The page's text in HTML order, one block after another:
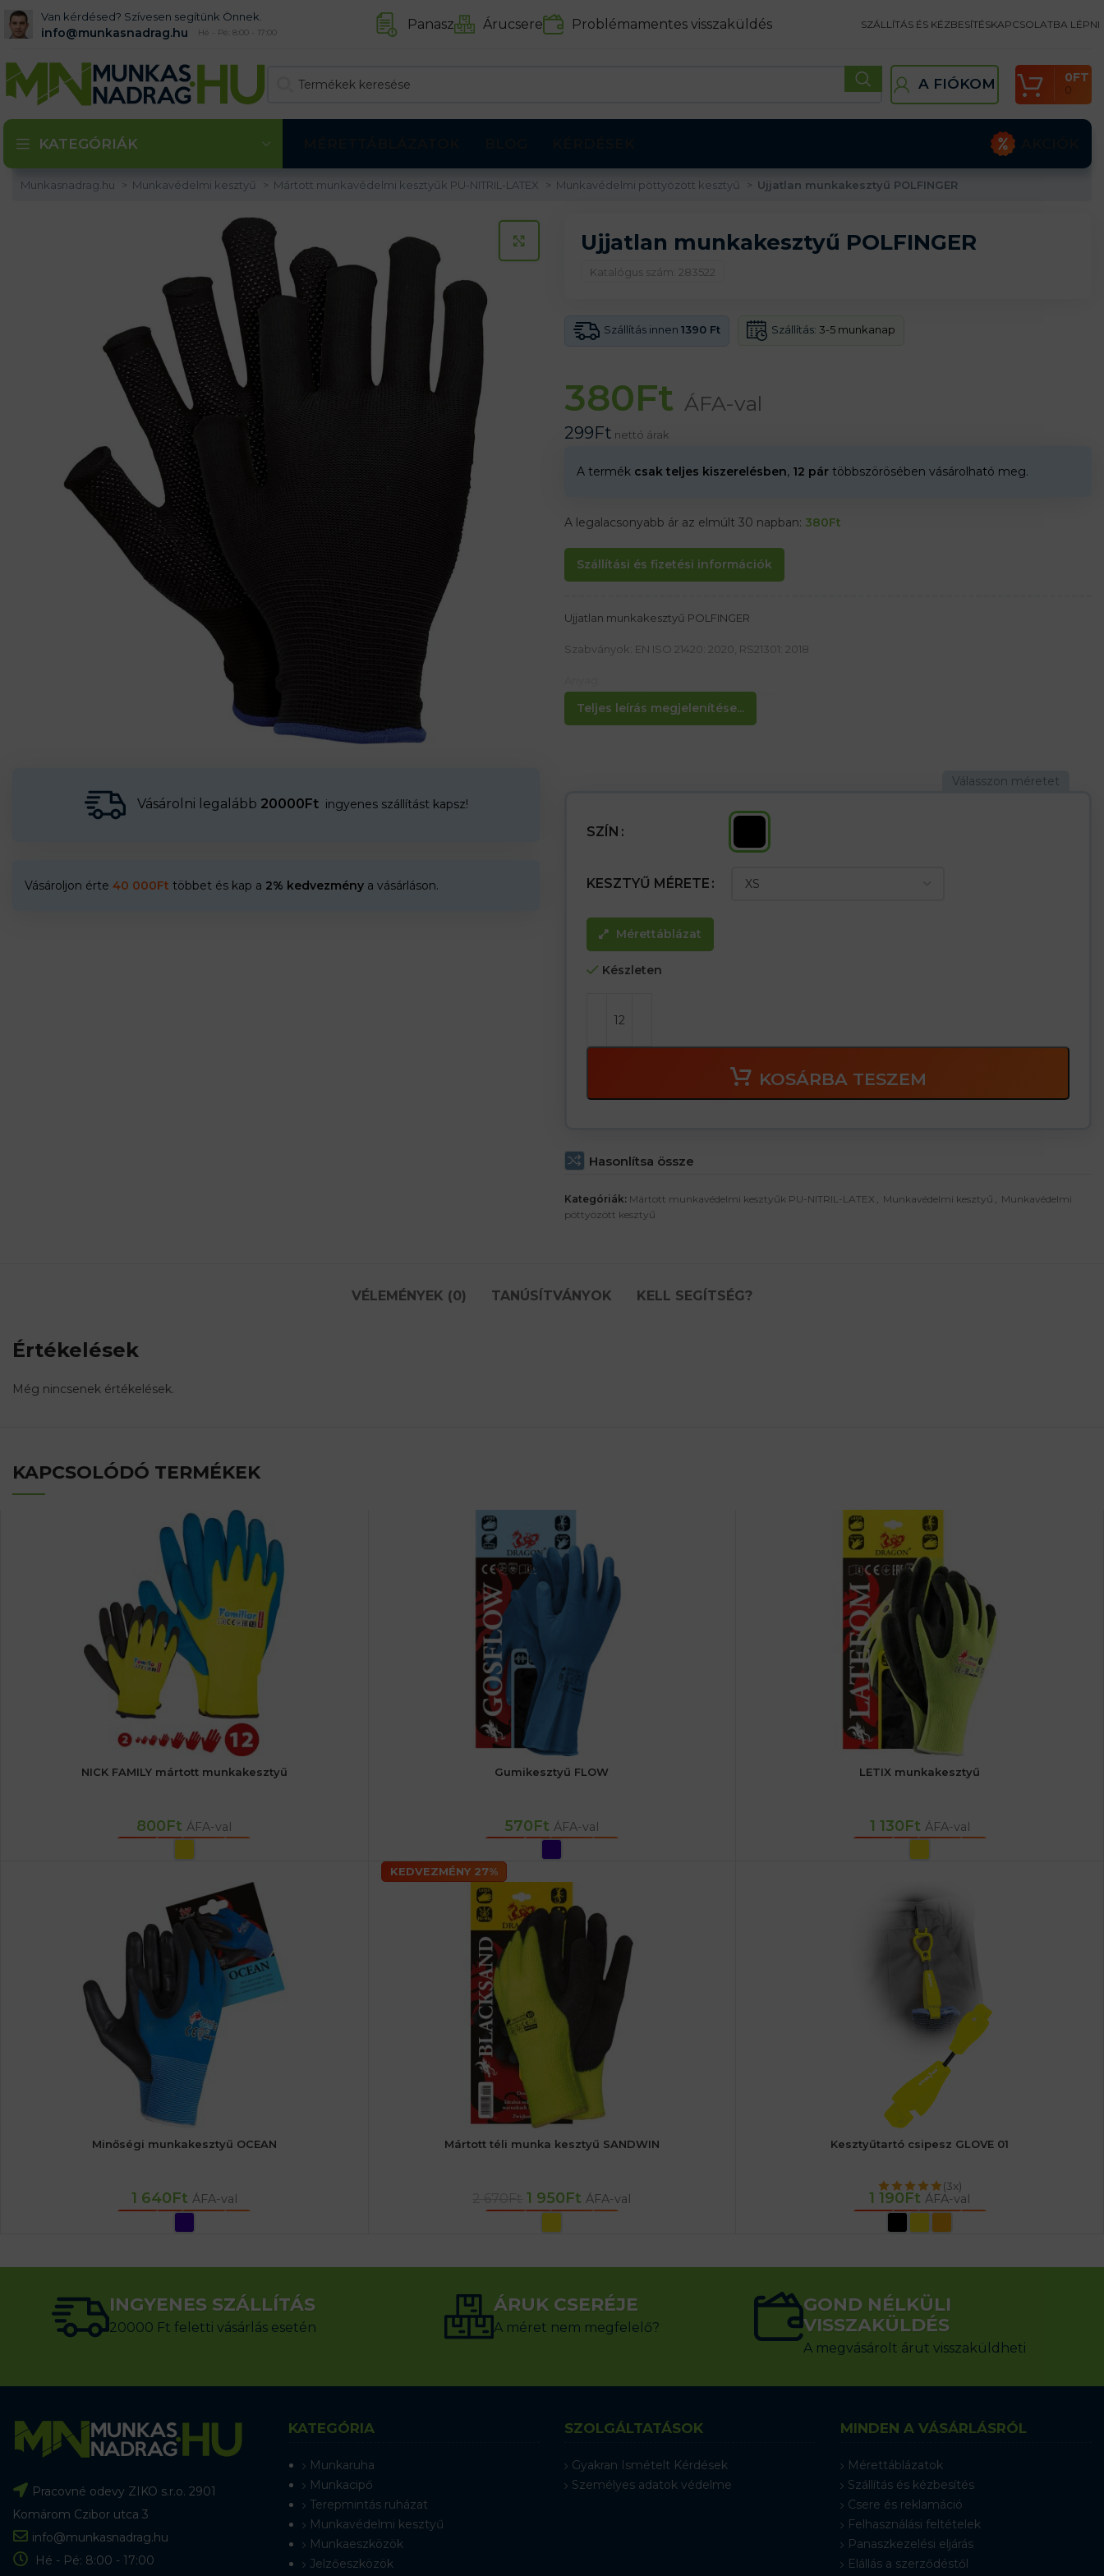
Van kérdésed? Szívesen segítünk Önnek.
info@munkasnadrag.hu Hé - Pé: 8:00 - 17:00 Panasz Árucsere Problémamentes visszaküldés SZÁLLÍTÁS ÉS KÉZBESÍTÉSKAPCSOLATBA LÉPNI
A FIÓKOM 0
0FT
KATEGÓRIÁK
Munkasnadrag.hu Munkavédelmi kesztyű Mártott munkavédelmi kesztyűk PU-NITRIL-LATEX Munkavédelmi pöttyözött kesztyű Ujjatlan munkakesztyű POLFINGER
KATTINTS A KINAGYÍTÁSHOZ
Vásárolni legalább 20000Ft ingyenes szállítást kapsz!
Vásároljon érte 40 000Ft többet és kap a 2% kedvezmény a vásárláson.
Ujjatlan munkakesztyű POLFINGER
Katalógus szám: 283522
Szállítás innen 1390 Ft Szállítás: 3-5 munkanap
380Ft ÁFA-val
299Ft nettó árak
A termék csak teljes kiszerelésben, 12 pár többszörösében vásárolható meg.
A legalacsonyabb ár az elmúlt 30 napban: 380Ft
Szállítási és fizetési információk
Teljes leírás megjelenítése...
Ujjatlan munkakesztyű POLFINGER
Szabványok: EN ISO 21420: 2020, RS21301: 2018
poliészterből készült PVC mikrocélokkal.
Jellemzők:
SZÍN
KESZTYŰ MÉRETE
Mérettáblázat
Készleten
KOSÁRBA TESZEM
Hasonlítsa össze
Kategóriák: Mártott munkavédelmi kesztyűk PU-NITRIL-LATEX , Munkavédelmi kesztyű , Munkavédelmi
pöttyözött kesztyű
VÉLEMÉNYEK (0) TANÚSÍTVÁNYOK KELL SEGÍTSÉG?
Értékelések
Még nincsenek értékelések.
KAPCSOLÓDÓ TERMÉKEK
NICK FAMILY mártott munkakesztyű
800Ft ÁFA-val
OPCIÓK VÁLASZTÁSA
Gumikesztyű FLOW
570Ft ÁFA-val
OPCIÓK VÁLASZTÁSA
LETIX munkakesztyű
1 130Ft ÁFA-val
OPCIÓK VÁLASZTÁSA
Minőségi munkakesztyű OCEAN
1 640Ft ÁFA-val
OPCIÓK VÁLASZTÁSA
KEDVEZMÉNY 27%
Mártott téli munka kesztyű SANDWIN
1 950Ft ÁFA-val
OPCIÓK VÁLASZTÁSA
Kesztyűtartó csipesz GLOVE 01
(3x)
1 190Ft ÁFA-val
OPCIÓK VÁLASZTÁSA
INGYENES SZÁLLÍTÁS
20000 Ft feletti vásárlás esetén
ÁRUK CSERÉJE
A méret nem megfelelő?
GOND NÉLKÜLI
VISSZAKÜLDÉS
A megvásárolt árut visszaküldheti
Pracovné odevy ZIKO s.r.o. 2901
Komárom Czibor utca 3
info@munkasnadrag.hu
Hé - Pé: 8:00 - 17:00
KATEGÓRIA
Munkaruha
Munkacipő
Terepmintás ruházat
Munkavédelmi kesztyű
Munkaeszközök
Jelzőeszközök
SZOLGÁLTATÁSOK
Gyakran Ismételt Kérdések
Személyes adatok védelme
MINDEN A VÁSÁRLÁSRÓL
Mérettáblázatok
Szállítás és kézbesítés
Csere és reklamáció
Felhasználási feltételek
Panaszkezelési eljárás
Elállás a szerződéstől